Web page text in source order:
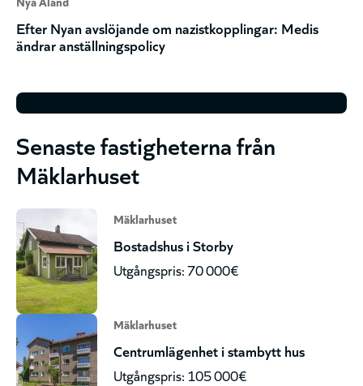
Efter Nyan avslöjande om nazistkopplingar: Medis
ändrar anställningspolicy
Senaste fastigheterna från
Mäklarhuset
Mäklarhuset
Bostadshus i Storby
Utgångspris: 70 000€
Mäklarhuset
Centrumlägenhet i stambytt hus
Utgångspris: 105 000€